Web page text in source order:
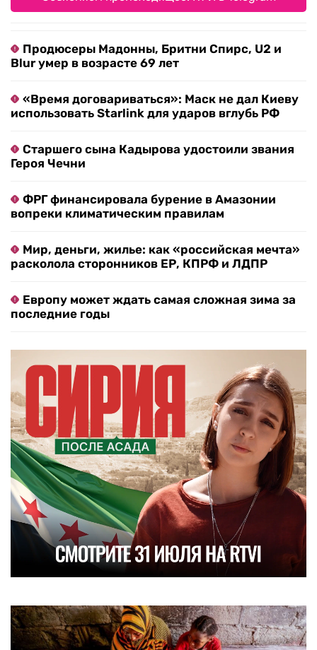
Продюсеры Мадонны, Бритни Спирс, U2 и
Blur умер в возрасте 69 лет
«Время договариваться»: Маск не дал Киеву
использовать Starlink для ударов вглубь РФ
Старшего сына Кадырова удостоили звания
Героя Чечни
ФРГ финансировала бурение в Амазонии
вопреки климатическим правилам
Мир, деньги, жилье: как «российская мечта»
расколола сторонников ЕР, КПРФ и ЛДПР
Европу может ждать самая сложная зима за
последние годы